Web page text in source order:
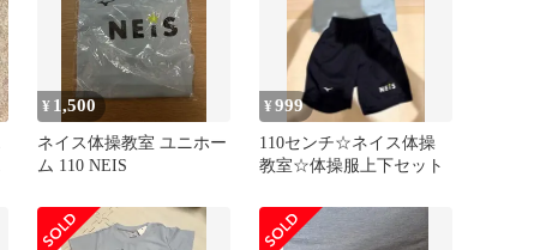
¥ 1,500
ネイス体操教室 ユニホー
ム 110 NEIS
¥999
110センチ☆ネイス体操
教室☆体操服上下セット